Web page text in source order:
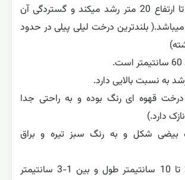
به عنوان درخت تا ارتفاع 20 متر رشد میکند و گستردگی آن
تا 15 متر میباشد.( بلندترین درخت لیلی پیلی در حدود
به نسبت بالایی دارد.
قهوه ای رنگ بوده و به راحتی جدا
دارد.)
بیضی شکل و به رنگ سبز تیره و براق
این برگها بین 2 تا 10 سانتیمتر طول و بین 1-3 سانتیمتر